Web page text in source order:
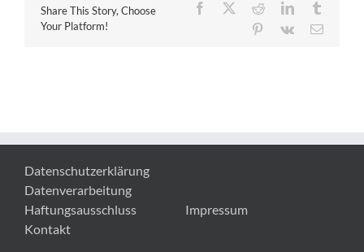
Share This Story, Choose
Your Platform!
Facebook RedditLinkedIn
Pinterest
Vk
E-
Datenschutzerklärung
Datenverarbeitung
Haftungsausschluss
Impressum
Kontakt